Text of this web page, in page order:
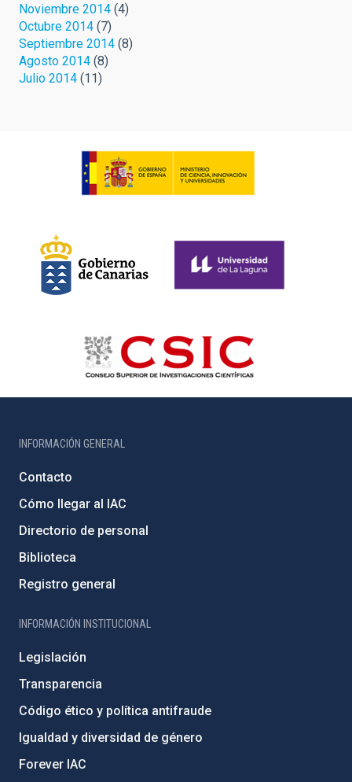
Noviembre 2014 (4)
Octubre 2014 (7)
Septiembre 2014 (8)
Agosto 2014 (8)
Julio 2014 (11)
INFORMACIÓN GENERAL
Contacto
Cómo llegar al IAC
Directorio de personal
Biblioteca
Registro general
INFORMACIÓN INSTITUCIONAL
Legislación
Transparencia
Código ético y política antifraude
Igualdad y diversidad de género
Forever IAC